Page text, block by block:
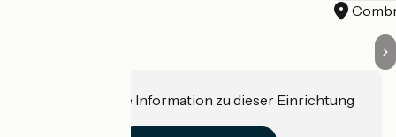
Haben Sie eine Information zu dieser Einrichtung